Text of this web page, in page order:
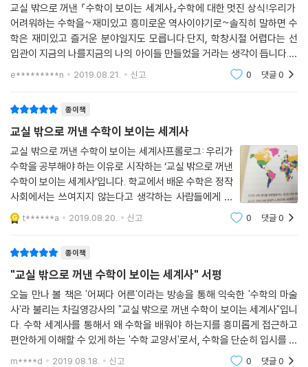
교실 밖으로 꺼낸 『수학이 보이는 세계사』수학에 대한 멋진 상식!우리가
어려워하는 수학을~재미있고 흥미로운 역사이야기로~솔직히 말하면 수
학은 재미있고 즐거운 분야일지도 모릅니다.단지, 학창시절 어렵다는 선
입관이 지금의 나를지금의 나의 아이들 만들었을 거라는 생각이 듭니다.조
금 더 즐겁게그리고 재미있게 수학을 즐겼으면 하는 바램으로 서평을 신청
e*********n 2019.08.21. 신고 0 댓글0
종이책
교실 밖으로 꺼낸 수학이 보이는 세계사
교실 밖으로 꺼낸 수학이 보이는 세계사프롤로그: 우리가
수학을 공부해야 하는 이유로 시작하는 ‘교실 밖으로 꺼낸
수학이 보이는 세계사’입니다. 학교에서 배운 수학은 정작
사회에서는 쓰여지지 않는다고 생각하는 사람들에게 자
연과 사회현상, 우주의 질서, 음악과 미술을 발전시켜온
수학에 관한 이야기를 친근하고 재미있게 접근하는 책입
t******a 2019.08.20. 신고 0 댓글0
종이책
"교실 밖으로 꺼낸 수학이 보이는 세계사" 서평
오늘 만나 볼 책은 '어쩌다 어른'이라는 방송을 통해 익숙한 '수학의 마술
사'라 불리는 차길영강사의 "교실 밖으로 꺼낸 수학이 보이는 세계사"입니
다. 수학 세계사를 통해서 왜 수학을 배워야 하는지를 흥미롭게 접근하고
편안하게 이해할 수 있게 하는 '수학 교양서'로서, 수학을 단순히 입시를 위
해 어쩔 수 없이 배워야만하는 과목으로만 생각하는 학생들이나 어렵고 골
m****d 2019.08.18. 신고 0 댓글0